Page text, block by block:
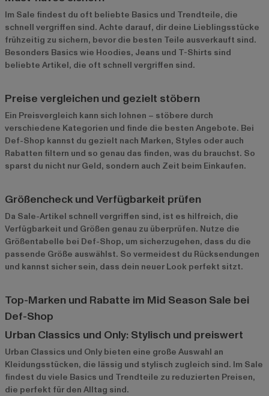
Im Sale findest du oft beliebte Basics und Trendteile, die
schnell vergriffen sind. Achte darauf, dir deine Lieblingsstücke
frühzeitig zu sichern, bevor die besten Teile ausverkauft sind.
Besonders Basics wie Hoodies, Jeans und T-Shirts sind
beliebte Artikel, die oft schnell vergriffen sind.
Preise vergleichen und gezielt stöbern
Ein Preisvergleich kann sich lohnen – stöbere durch
verschiedene Kategorien und finde die besten Angebote. Bei
Def-Shop kannst du gezielt nach Marken, Styles oder auch
Rabatten filtern und so genau das finden, was du brauchst. So
sparst du nicht nur Geld, sondern auch Zeit beim Einkaufen.
Größencheck und Verfügbarkeit prüfen
Da Sale-Artikel schnell vergriffen sind, ist es hilfreich, die
Verfügbarkeit und Größen genau zu überprüfen. Nutze die
Größentabelle bei Def-Shop, um sicherzugehen, dass du die
passende Größe auswählst. So vermeidest du Rücksendungen
und kannst sicher sein, dass dein neuer Look perfekt sitzt.
Top-Marken und Rabatte im Mid Season Sale bei
Def-Shop
Urban Classics und Only: Stylisch und preiswert
Urban Classics und Only bieten eine große Auswahl an
Kleidungsstücken, die lässig und stylisch zugleich sind. Im Sale
findest du viele Basics und Trendteile zu reduzierten Preisen,
die perfekt für den Alltag sind.